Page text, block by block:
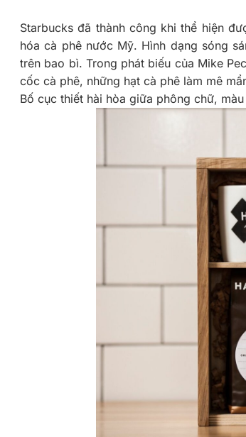
Starbucks đã thành công khi thể hiện
hóa cà phê nước Mỹ. Hình dạng sóng
trên bao bì. Trong phát biếu của Mike
cốc cà phê, những hạt cà phê làm mê
Bố cục thiết hài hòa giữa phông chữ,